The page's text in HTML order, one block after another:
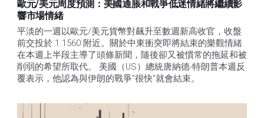
歐元/美元周度預測：美國通脹和戰爭低迷情緒將繼續影
響市場情緒
平淡的一週以歐元/美元貨幣對飆升至數週新高收官，收盤
前交投於 1.1560 附近。關於中東衝突即將結束的樂觀情緒
在本週上半段主導了頭條新聞，隨後卻又被慣常的拖延和被
削弱的希望所取代。 美國（US）總統唐納德-特朗普本週反
覆表示，他認為與伊朗的戰爭"很快"就會結束。